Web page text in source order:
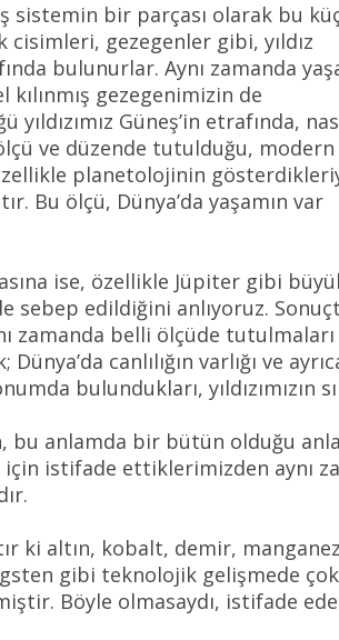
sistemin bir parçası olarak bu
cisimleri, gezegenler gibi, yıldız
bulunurlar. Aynı zamanda
kılınmış gezegenimizin de
yıldızımız Güneş’in etrafında,
ve düzende tutulduğu, modern
planetolojinin
Bu ölçü, Dünya’da yaşamın var
ise, özellikle Jüpiter gibi
sebep edildiğini anlıyoruz.
zamanda belli ölçüde tutulmaları
Dünya’da canlılığın varlığı ve
bulundukları,
bu anlamda bir bütün olduğu
için istifade ettiklerimizden aynı
ki altın, kobalt, demir,
gibi teknolojik gelişmede
Böyle olmasaydı, istifade